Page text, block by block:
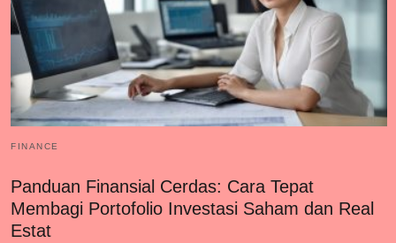
FINANCE
Panduan Finansial Cerdas: Cara Tepat
Membagi Portofolio Investasi Saham dan Real
Estat